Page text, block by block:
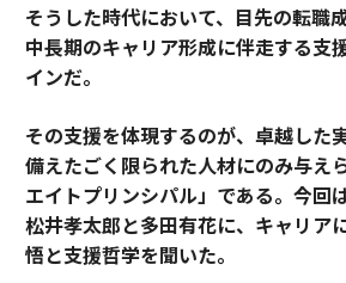
そうした時代において、目先の転職
中長期のキャリア形成に伴走する支
インだ。
その支援を体現するのが、卓越した
備えたごく限られた人材にのみ与え
エイトプリンシパル」である。今回
松井孝太郎と多田有花に、キャリア
悟と支援哲学を聞いた。